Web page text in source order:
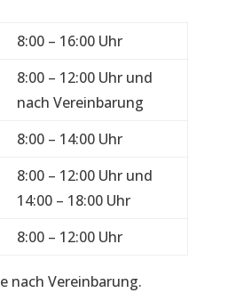
8:00 – 16:00 Uhr
8:00 – 12:00 Uhr und
nach Vereinbarung
8:00 – 14:00 Uhr
8:00 – 12:00 Uhr und
14:00 – 18:00 Uhr
8:00 – 12:00 Uhr
nach Vereinbarung.